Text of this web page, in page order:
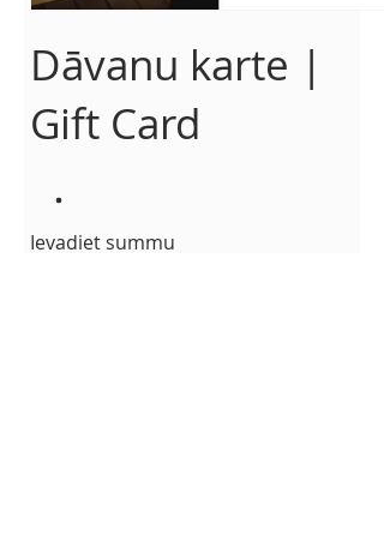
Dāvanu karte |
Gift Card
Ievadiet summu